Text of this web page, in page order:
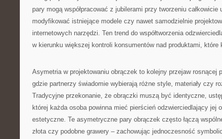
pary mogą współpracować z jubilerami przy tworzeniu całkowicie
modyfikować istniejące modele czy nawet samodzielnie
internetowych narzędzi. Ten trend do współtworzenia
w kierunku większej kontroli konsumentów nad produktami, które
Asymetria w projektowaniu obrączek to kolejny przejaw rosnącej
gdzie partnerzy świadomie wybierają różne style, materiały czy
Tradycyjne przekonanie, że obrączki muszą być identyczne,
której każda osoba powinna mieć pierścień odzwierciedlający jej
estetyczne. Te asymetryczne pary obrączek często łączą
złota czy podobne grawery – zachowując jednoczesność